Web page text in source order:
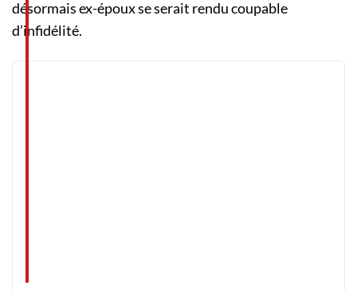
désormais ex-époux se serait rendu coupable
d’infidélité.